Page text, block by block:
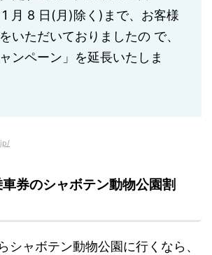
月 8 日(月)除く)まで、お客様
いただいておりましたの で、
ンペーン」を延長いたしま
券のシャボテン動物公園割
シャボテン動物公園に行くなら、